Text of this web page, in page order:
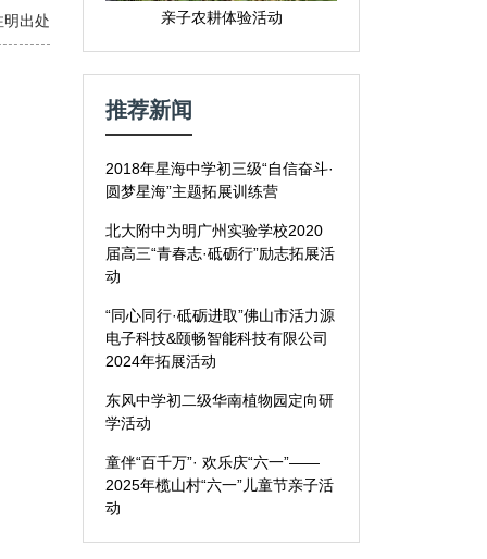
出处 亲子农耕体验活动
推荐新闻
2018年星海中学初三级“自信奋斗·
圆梦星海”主题拓展训练营
北大附中为明广州实验学校2020
届高三“青春志·砥砺行”励志拓展活
动
“同心同行·砥砺进取”佛山市活力源
电子科技&颐畅智能科技有限公司
2024年拓展活动
东风中学初二级华南植物园定向研
学活动
童伴“百千万”· 欢乐庆“六一”——
2025年榄山村“六一”儿童节亲子活
动